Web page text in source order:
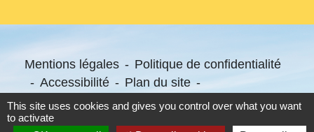
Mentions légales - Politique de confidentialité
- Accessibilité - Plan du site -
Gestion des cookies
This site uses cookies and gives you control over what you want
to activate